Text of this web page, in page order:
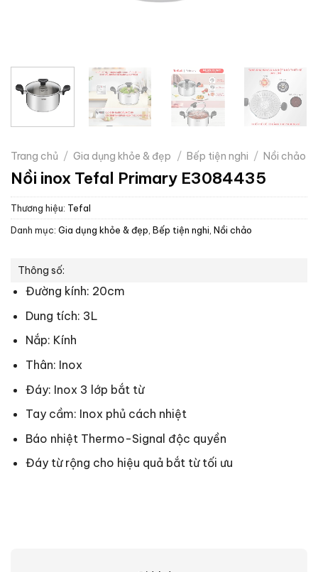
Trang chủ / Gia dụng khỏe & đẹp / Bếp tiện nghi / Nồi chảo
Nồi inox Tefal Primary E3084435
Thương hiệu: Tefal
Danh mục: Gia dụng khỏe & đẹp, Bếp tiện nghi, Nồi chảo
Thông số:
Đường kính: 20cm
Dung tích: 3L
Nắp: Kính
Thân: Inox
Đáy: Inox 3 lớp bắt từ
Tay cầm: Inox phủ cách nhiệt
Báo nhiệt Thermo-Signal độc quyền
Đáy từ rộng cho hiệu quả bắt từ tối ưu